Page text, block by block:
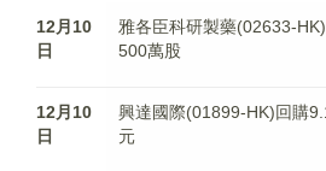
12月10
日
雅各臣科研製藥(02633-
500萬股
12月10
日
興達國際(01899-HK)回購
元